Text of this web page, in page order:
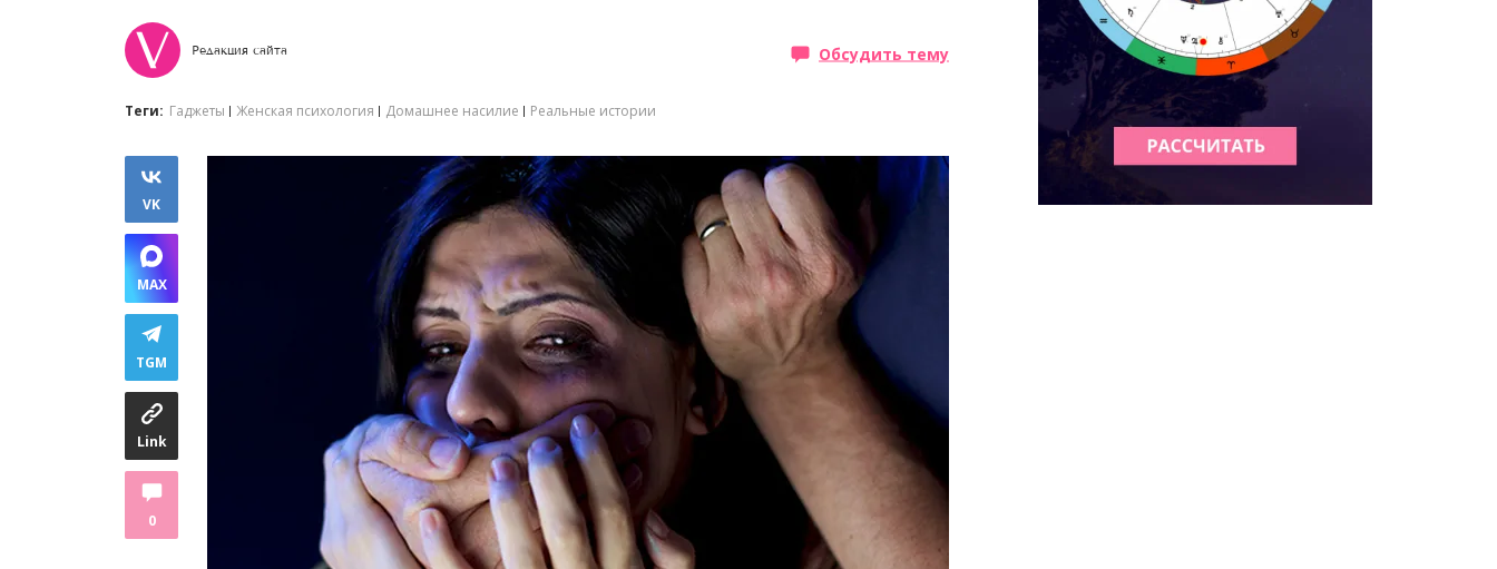
Редакция сайта Обсудить тему
Теги: Гаджеты Женская психология Домашнее насилие Реальные истории
VK
MAX
TGM
Link
0